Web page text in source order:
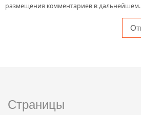
размещения комментариев в дальнейшем.
Страницы